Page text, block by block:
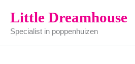
naar
inhoud
Little Dreamhouse
Specialist in poppenhuizen
donald
duck
aantal